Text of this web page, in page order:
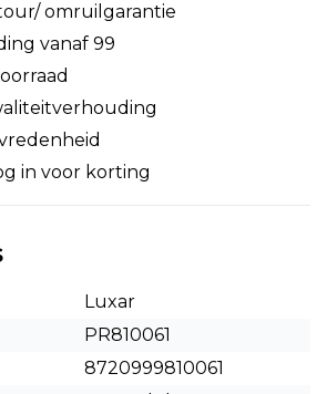
omruilgarantie
vanaf 99
in voor korting
Luxar
PR810061
8720999810061